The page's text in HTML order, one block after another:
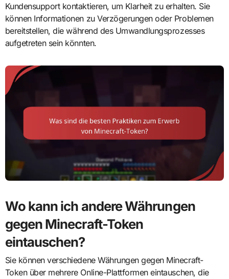
Kundensupport kontaktieren, um Klarheit zu erhalten. Sie
können Informationen zu Verzögerungen oder Problemen
bereitstellen, die während des Umwandlungsprozesses
aufgetreten sein könnten.
Wo kann ich andere Währungen
gegen Minecraft-Token
eintauschen?
Sie können verschiedene Währungen gegen Minecraft-
Token über mehrere Online-Plattformen eintauschen, die